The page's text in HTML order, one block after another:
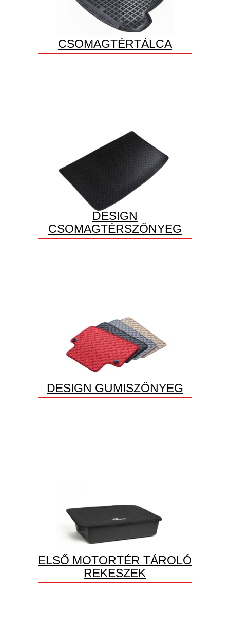
CSOMAGTÉRTÁLCA
DESIGN
CSOMAGTÉRSZŐNYEG
DESIGN GUMISZŐNYEG
ELSŐ MOTORTÉR TÁROLÓ
REKESZEK